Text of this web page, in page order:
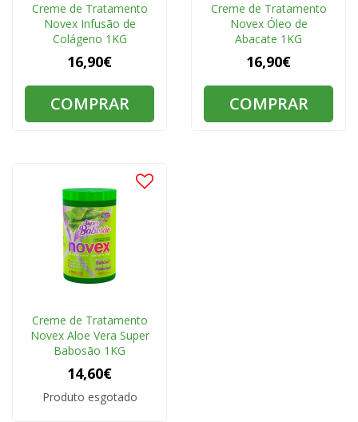
Creme de Tratamento
Novex Infusão de
Colágeno 1KG
16,90€
COMPRAR
Creme de Tratamento
Novex Óleo de
Abacate 1KG
16,90€
COMPRAR
Creme de Tratamento
Novex Aloe Vera Super
Babosão 1KG
14,60€
Produto esgotado